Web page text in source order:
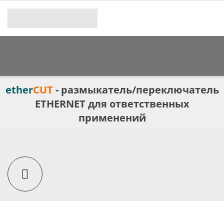
etherCUT- размыкатель/переключатель
ETHERNET для ответственных
применений